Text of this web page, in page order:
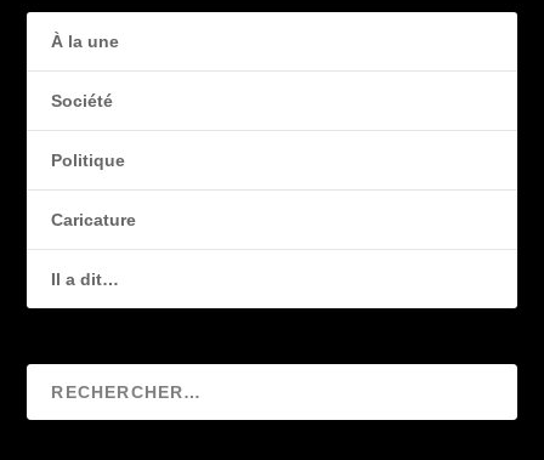
À la une
Société
Politique
Caricature
Il a dit…